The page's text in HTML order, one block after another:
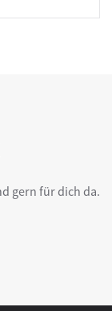
gern für dich da.